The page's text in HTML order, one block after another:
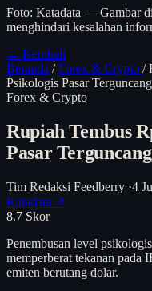
Foto: Katadata — Gambar
menghindari kesalahan
← Kembali
Beranda / Forex & Crypto /
Psikologis Pasar
Forex & Crypto
Rupiah Tembus
Pasar
Tim Redaksi Feedberry ·4
Katadata ↗
8.7 Skor
Penembusan level
memperberat tekanan pada
emiten berutang dolar.